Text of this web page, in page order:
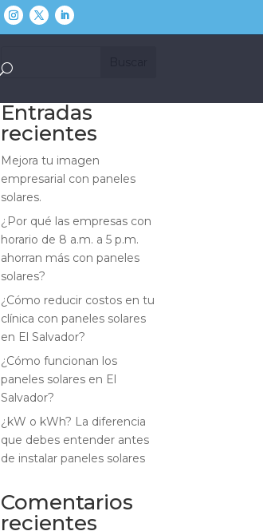
Entradas
recientes
Mejora tu imagen
empresarial con paneles
solares.
¿Por qué las empresas con
horario de 8 a.m. a 5 p.m.
ahorran más con paneles
solares?
¿Cómo reducir costos en tu
clínica con paneles solares
en El Salvador?
¿Cómo funcionan los
paneles solares en El
Salvador?
¿kW o kWh? La diferencia
que debes entender antes
de instalar paneles solares
Comentarios
recientes